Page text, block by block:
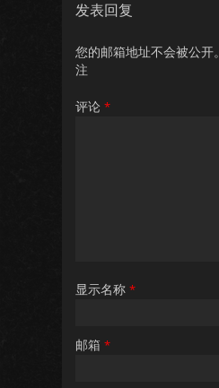
发表回复
您的邮箱地址不会被公开。
注
评论 *
显示名称 *
邮箱 *